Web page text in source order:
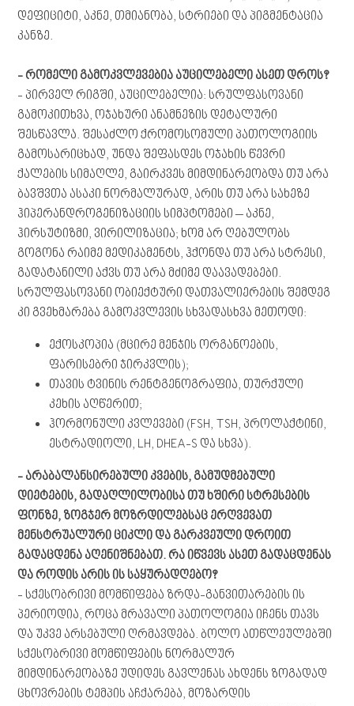
დეფიციტი, აკნე, თმიანობა, სტრიები და პიგმენტაცია
კანზე.
- რომელი გამოკვლევებია აუცილებელი ასეთ დროს?
- პირველ რიგში, აუცილებელია: სრულფასოვანი
გამოკითხვა, ოჯახური ანამნეზის დეტალური
შესწავლა. შესაძლო ქრომოსომული პათოლოგიის
გამოსარიცხად, უნდა შეფასდეს ოჯახის წევრი
ქალების სიმაღლე, გაირკვეს მიმდინარეობდა თუ არა
ბავშვთა ასაკი ნორმალურად, არის თუ არა სახეზე
ჰიპერანდროგენიზაციის სიმპტომები – აკნე,
ჰირსუტიზმი, ვირილიზაცია; ხომ არ ღებულობს
გოგონა რაიმე მედიკამენტს, ჰქონდა თუ არა სტრესი,
გადატანილი აქვს თუ არა მძიმე დაავადებები.
სრულფასოვანი ობიექტური დათვალიერების შემდეგ
კი გვეხმარება გამოკვლევის სხვადასხვა მეთოდი:
​ექოსკოპია (მცირე მენჯის ორგანოების,
ფარისებრი ჯირკვლის);
თავის ტვინის რენტგენოგრაფია, თურქული
კეხის აღწერით;
ჰორმონული კვლევები (FSH, TSH, პროლაქტინი,
ესტრადიოლი, LH, DHEA-S და სხვა).
- არაბალანსირებული კვების, გამუდმებული
დიეტების, გადაღლილობისა თუ ხშირი სტრესების
ფონზე, ზოგჯერ მოზრდილებსაც ერღვევათ
მენსტრუალური ციკლი და გარკვეული დროით
გადაცდენა აღენიშნებათ. რა იწვევს ასეთ გადაცდენას
და როდის არის ის საყურადღებო?
- სქესობრივი მომწიფება ზრდა-განვითარების ის
პერიოდია, როცა მრავალი პათოლოგია იჩენს თავს
და უკვე არსებული ღრმავდება. ბოლო ათწლეულებში
სქესობრივი მომწიფების ნორმალურ
მიმდინარეობაზე უდიდეს გავლენას ახდენს ზოგადად
ცხოვრების ტემპის აჩქარება, მოზარდის